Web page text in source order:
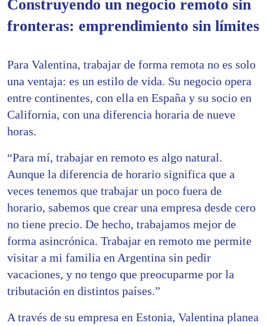
Construyendo un negocio remoto sin
fronteras: emprendimiento sin límites
Para Valentina, trabajar de forma remota no es solo
una ventaja: es un estilo de vida. Su negocio opera
entre continentes, con ella en España y su socio en
California, con una diferencia horaria de nueve
horas.
“Para mí, trabajar en remoto es algo natural.
Aunque la diferencia de horario significa que a
veces tenemos que trabajar un poco fuera de
horario, sabemos que crear una empresa desde cero
no tiene precio. De hecho, trabajamos mejor de
forma asincrónica. Trabajar en remoto me permite
visitar a mi familia en Argentina sin pedir
vacaciones, y no tengo que preocuparme por la
tributación en distintos países.”
A través de su empresa en Estonia, Valentina planea